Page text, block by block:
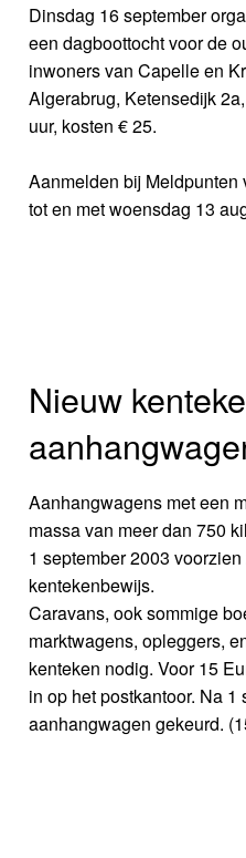
Dinsdag 16 september
een dagboottocht voor de
inwoners van Capelle en
Algerabrug, Ketensedijk
uur, kosten € 25.
Aanmelden bij
tot en met woensdag 13
Nieuw
Aanhangwagens met een
massa van meer dan 750
1 september 2003
kentekenbewijs.
Caravans, ook sommige
marktwagens, opleggers,
kenteken nodig. Voor 15
in op het postkantoor. Na 1
aanhangwagen gekeurd.